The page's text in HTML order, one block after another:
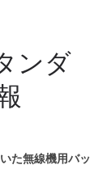
ンダ
た無線機用バッ